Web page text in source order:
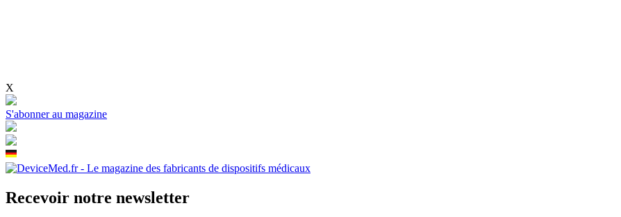
X
S'abonner au magazine
Recevoir notre newsletter